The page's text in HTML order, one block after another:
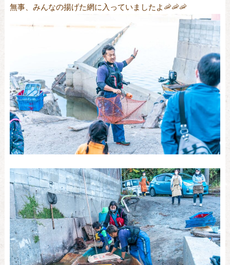
無事、みんなの揚げた網に入っていましたよ🦐🦐🦐